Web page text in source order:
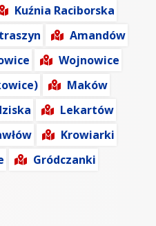
Kuźnia Raciborska
Amandów
Wojnowice
Maków
Lekartów
Krowiarki
Gródczanki